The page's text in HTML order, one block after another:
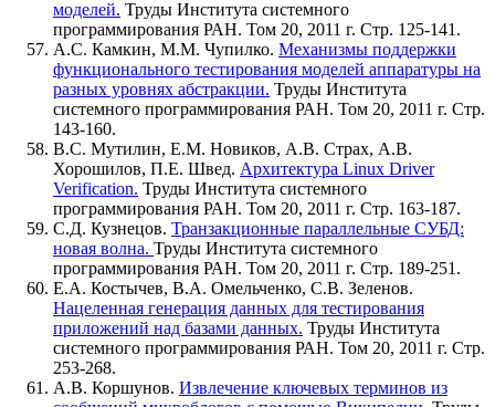
моделей. Труды Института системного
программирования РАН. Том 20, 2011 г. Стр. 125-141.
А.C. Камкин, М.M. Чупилко. Механизмы поддержки
функционального тестирования моделей аппаратуры на
разных уровнях абстракции. Труды Института
системного программирования РАН. Том 20, 2011 г. Стр.
143-160.
В.С. Мутилин, Е.М. Новиков, А.В. Страх, А.В.
Хорошилов, П.Е. Швед. Архитектура Linux Driver
Verification. Труды Института системного
программирования РАН. Том 20, 2011 г. Стр. 163-187.
С.Д. Кузнецов. Транзакционные параллельные СУБД:
новая волна. Труды Института системного
программирования РАН. Том 20, 2011 г. Стр. 189-251.
Е.А. Костычев, В.А. Омельченко, С.В. Зеленов.
Нацеленная генерация данных для тестирования
приложений над базами данных. Труды Института
системного программирования РАН. Том 20, 2011 г. Стр.
253-268.
А.В. Коршунов. Извлечение ключевых терминов из